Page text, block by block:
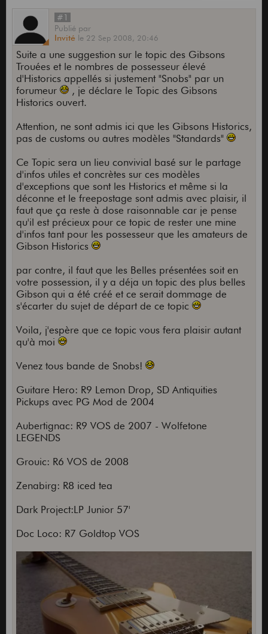
#1
Publié par
Invité le 22 Sep 2008, 20:46
Suite a une suggestion sur le topic des Gibsons
Trouées et le nombres de possesseur élevé
d'Historics appellés si justement "Snobs" par un
forumeur
, je déclare le Topic des Gibsons
Historics ouvert.
Attention, ne sont admis ici que les Gibsons Historics,
pas de customs ou autres modèles "Standards"
Ce Topic sera un lieu convivial basé sur le partage
d'infos utiles et concrètes sur ces modèles
d'exceptions que sont les Historics et même si la
déconne et le freepostage sont admis avec plaisir, il
faut que ça reste à dose raisonnable car je pense
qu'il est précieux pour ce topic de rester une mine
d'infos tant pour les possesseur que les amateurs de
Gibson Historics
par contre, il faut que les Belles présentées soit en
votre possession, il y a déja un topic des plus belles
Gibson qui a été créé et ce serait dommage de
s'écarter du sujet de départ de ce topic
Voila, j'espère que ce topic vous fera plaisir autant
qu'à moi
Venez tous bande de Snobs!
Guitare Hero: R9 Lemon Drop, SD Antiquities
Pickups avec PG Mod de 2004
Aubertignac: R9 VOS de 2007 - Wolfetone
LEGENDS
Grouic: R6 VOS de 2008
Zenabirg: R8 iced tea
Dark Project:LP Junior 57'
Doc Loco: R7 Goldtop VOS